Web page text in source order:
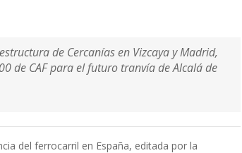
de Cercanías en Vizcaya y Madrid,
de CAF para el futuro tranvía de Alcalá de
del ferrocarril en España, editada por la